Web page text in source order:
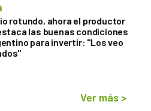
rotundo, ahora el productor
las buenas condiciones
para invertir: "Los veo
Ver más >